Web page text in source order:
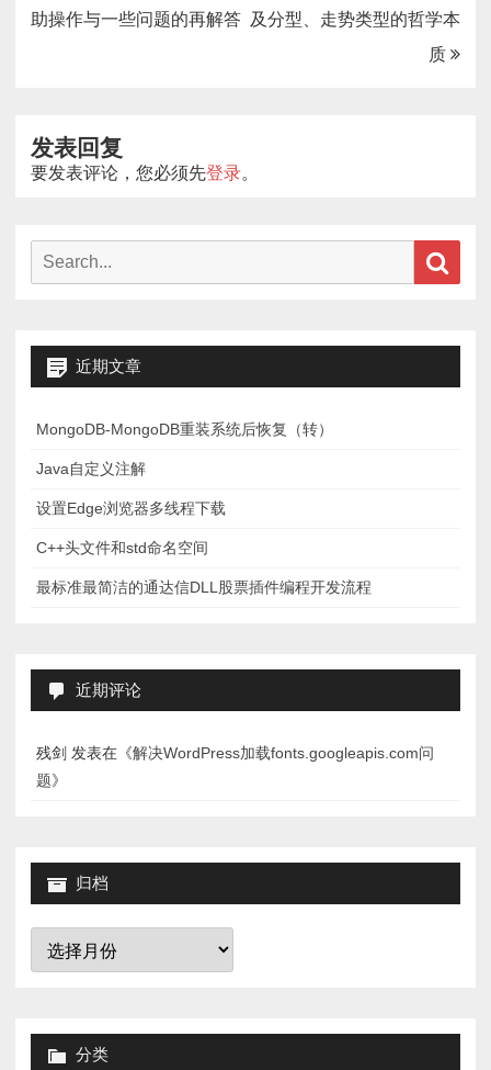
章
助操作与一些问题的再解答 及分型、走势类型的哲学本
质
发表回复
要发表评论，您必须先登录。
Search
近期文章
MongoDB-MongoDB重装系统后恢复（转）
Java自定义注解
设置Edge浏览器多线程下载
C++头文件和std命名空间
最标准最简洁的通达信DLL股票插件编程开发流程
近期评论
残剑 发表在《解决WordPress加载fonts.googleapis.com问
题》
归档
归
分类